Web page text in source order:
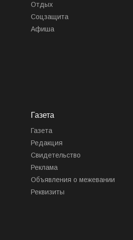
Отдых
Соцзащита
Афиша
Газета
Газета
Редакция
Свидетельство
Реклама
Объявления о межевании
Реквизиты